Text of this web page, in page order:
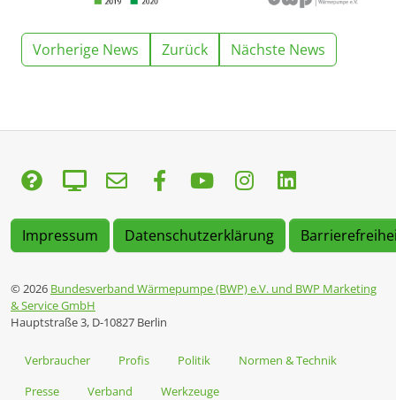
Vorherige News Zurück Nächste News
Impressum Datenschutzerklärung
© 2026 Bundesverband Wärmepumpe (BWP) e.V. und BWP Marketing
& Service GmbH
Hauptstraße 3, D-10827 Berlin
Verbraucher Profis Politik
Normen & Technik
Presse
Verband Werkzeuge